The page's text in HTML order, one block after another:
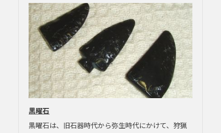
黒曜石
黒曜石は、旧石器時代から弥生時代にかけて、狩猟